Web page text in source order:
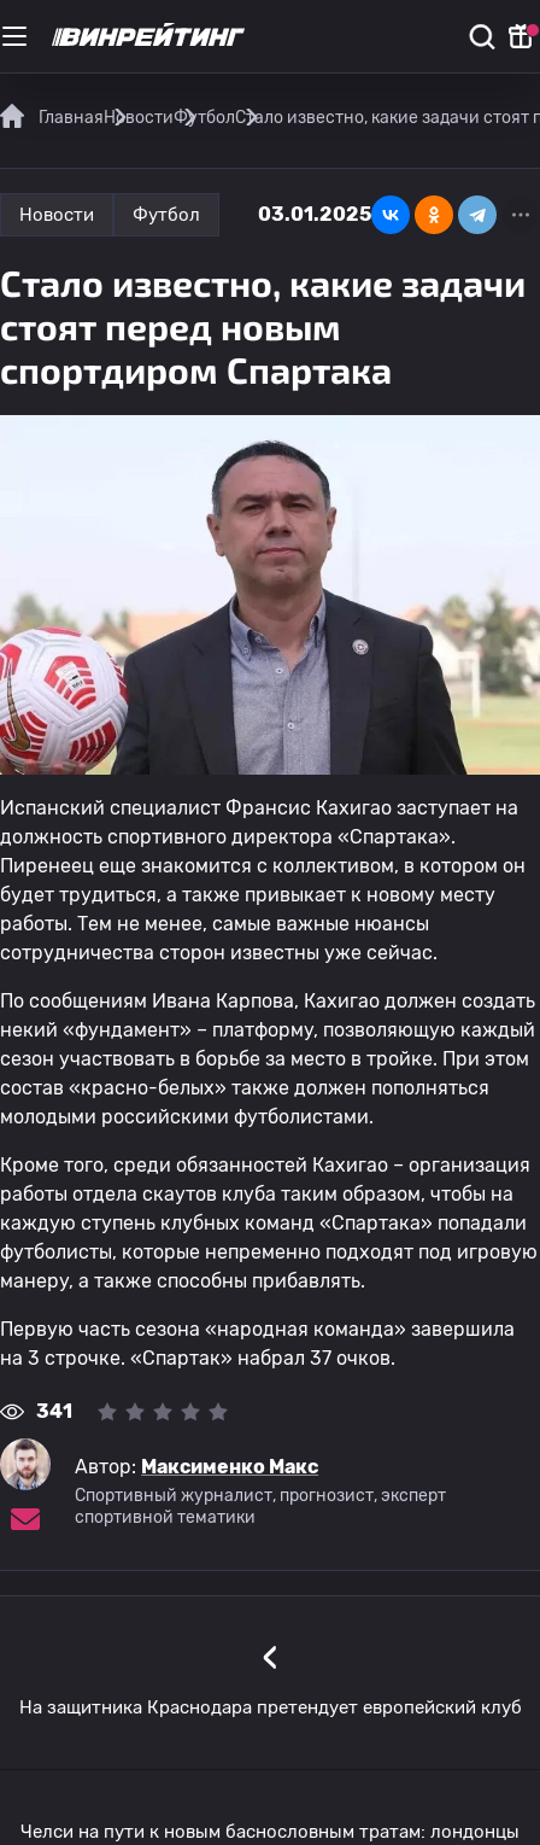
ГлавнаяНовостиФутболСтало известно, какие задачи
Новости Футбол 03.01.2025
Стало известно, какие задачи
стоят перед новым
спортдиром Спартака
Испанский специалист Франсис Кахигао заступает на
должность спортивного директора «Спартака».
Пиренеец еще знакомится с коллективом, в котором он
будет трудиться, а также привыкает к новому месту
работы. Тем не менее, самые важные нюансы
сотрудничества сторон известны уже сейчас.
По сообщениям Ивана Карпова, Кахигао должен создать
некий «фундамент» – платформу, позволяющую каждый
сезон участвовать в борьбе за место в тройке. При этом
состав «красно-белых» также должен пополняться
молодыми российскими футболистами.
Кроме того, среди обязанностей Кахигао – организация
работы отдела скаутов клуба таким образом, чтобы на
каждую ступень клубных команд «Спартака» попадали
футболисты, которые непременно подходят под игровую
манеру, а также способны прибавлять.
Первую часть сезона «народная команда» завершила
на 3 строчке. «Спартак» набрал 37 очков.
341
Автор: Максименко Макс
Спортивный журналист, прогнозист, эксперт
спортивной тематики
‹
На защитника Краснодара претендует европейский клуб
Челси на пути к новым баснословным тратам: лондонцы